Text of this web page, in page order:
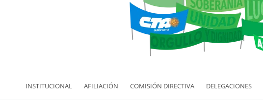
INSTITUCIONAL AFILIACIÓN COMISIÓN DIRECTIVA DELEGACIONES